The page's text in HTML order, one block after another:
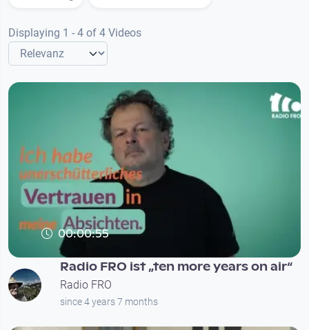
Displaying 1 - 4 of 4 Videos
00:00:55
Radio FRO ist „ten more years on air“
Radio FRO
since 4 years 7 months